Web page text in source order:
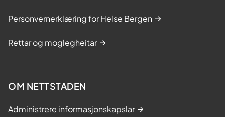
Personvernerklæring for Helse Bergen
Rettar og moglegheitar
OM NETTSTADEN
Administrere informasjonskapslar